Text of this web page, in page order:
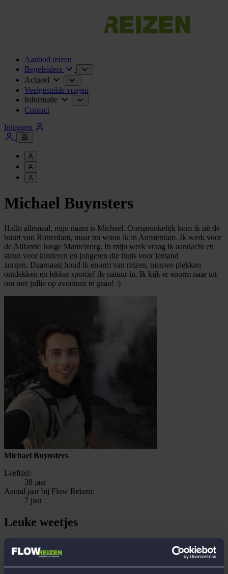
Aanbod reizen
Begeleiders
Actueel
Veelgestelde vragen
Informatie
Contact
Inloggen
A
A
A
Michael Buynsters
Hallo allemaal, mijn naam is Michael. Oorspronkelijk kom ik uit de
buurt van Rotterdam, maar nu woon ik in Amsterdam. Ik werk voor
de Alliantie Jonge Mantelzorg. In mijn werk vraag ik aandacht en
steun voor kinderen en jongeren die thuis voor iemand
zorgen. Daarnaast houd ik enorm van reizen, nieuwe plekken
ontdekken en lekker sportief de natuur in. Ik kijk er enorm naar uit
om met jullie op avontuur te gaan! :)
Michael Buynsters
Leeftijd:
38 jaar
Aantal jaar bij Flow Reizen:
7 jaar
Leuke weetjes
Klimsport, yoga, skaten, lezen, schilderen, tekenen...